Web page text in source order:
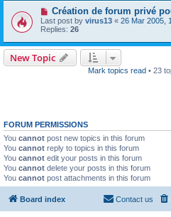
Création de forum privé
Last post by virus13 « 26 Mar 2005,
Replies: 26
New Topic
Mark topics read• 23
FORUM PERMISSIONS
You cannot post new topics in this forum
You cannot reply to topics in this forum
You cannot edit your posts in this forum
You cannot delete your posts in this forum
You cannot post attachments in this forum
Board index Contact us